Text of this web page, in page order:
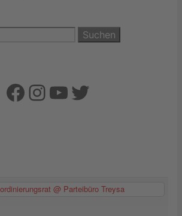
Facebook
Instagram
YouTube
Twitter
@ Parteibüro Treysa